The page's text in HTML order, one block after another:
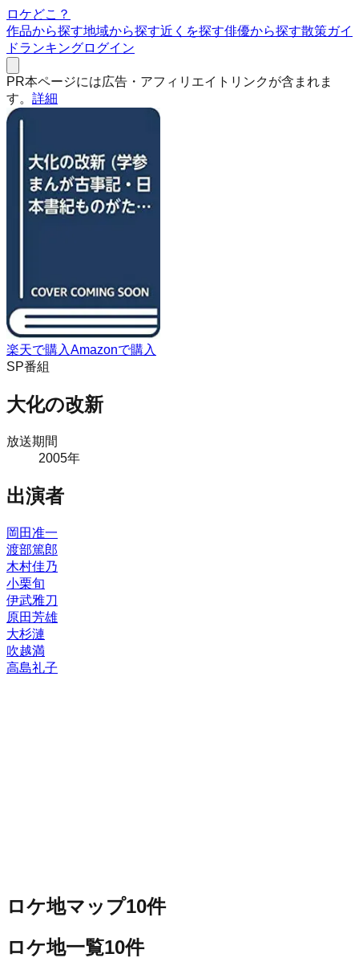
ロケどこ？
作品から探す地域から探す近くを探す俳優から探す散策ガイ
ドランキングログイン
PR本ページには広告・アフィリエイトリンクが含まれま
す。 詳細
楽天で購入Amazonで購入
SP番組
大化の改新
放送期間
2005年
出演者
岡田准一
渡部篤郎
木村佳乃
小栗旬
伊武雅刀
原田芳雄
大杉漣
吹越満
高島礼子
ロケ地マップ10件
ロケ地一覧10件